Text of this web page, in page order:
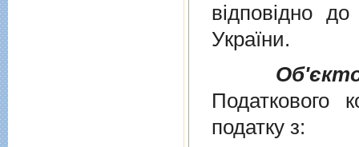
вiдповiдно
України.
Податкового
податку з: